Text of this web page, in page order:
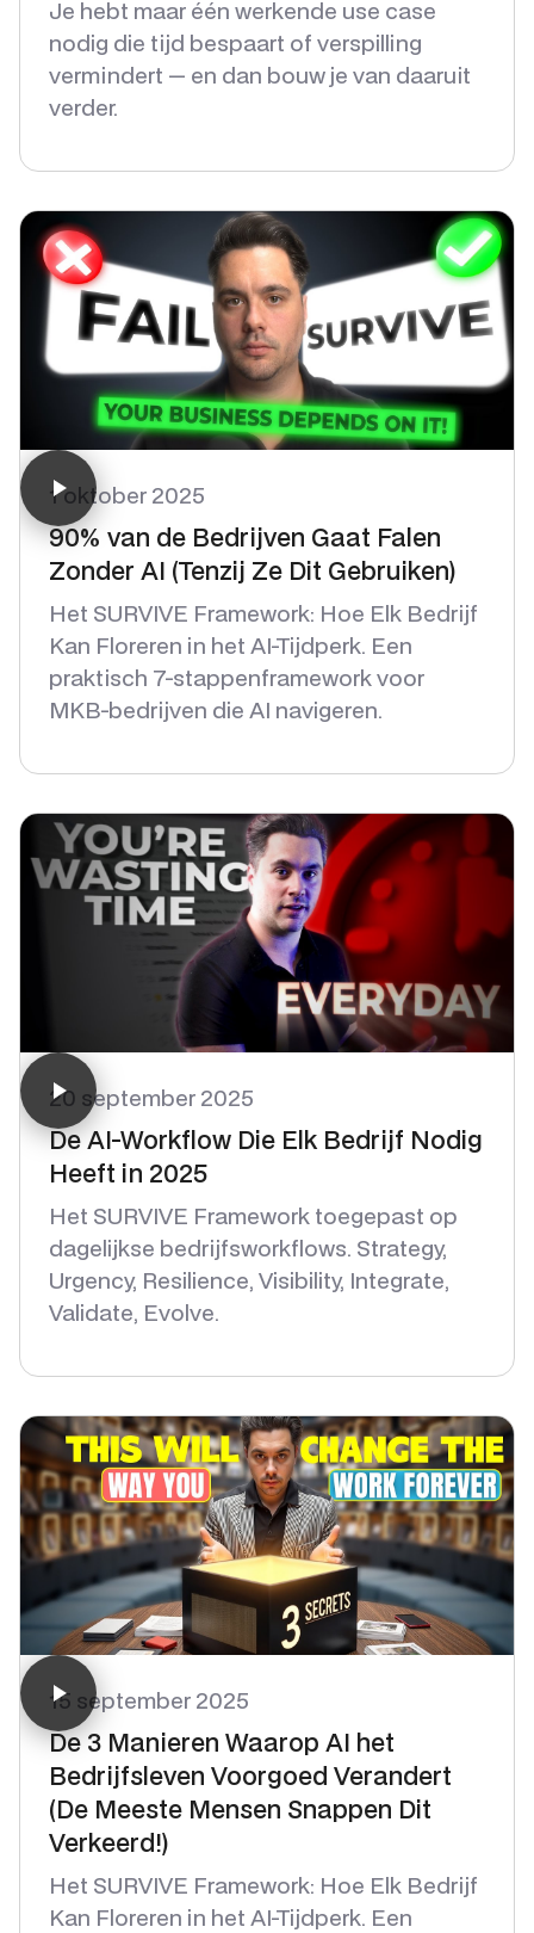
Je hebt maar één werkende use case
nodig die tijd bespaart of verspilling
vermindert — en dan bouw je van daaruit
verder.
1 oktober 2025
90% van de Bedrijven Gaat Falen
Zonder AI (Tenzij Ze Dit Gebruiken)
Het SURVIVE Framework: Hoe Elk Bedrijf
Kan Floreren in het AI-Tijdperk. Een
praktisch 7-stappenframework voor
MKB-bedrijven die AI navigeren.
20 september 2025
De AI-Workflow Die Elk Bedrijf Nodig
Heeft in 2025
Het SURVIVE Framework toegepast op
dagelijkse bedrijfsworkflows. Strategy,
Urgency, Resilience, Visibility, Integrate,
Validate, Evolve.
15 september 2025
De 3 Manieren Waarop AI het
Bedrijfsleven Voorgoed Verandert
(De Meeste Mensen Snappen Dit
Verkeerd!)
Het SURVIVE Framework: Hoe Elk Bedrijf
Kan Floreren in het AI-Tijdperk. Een